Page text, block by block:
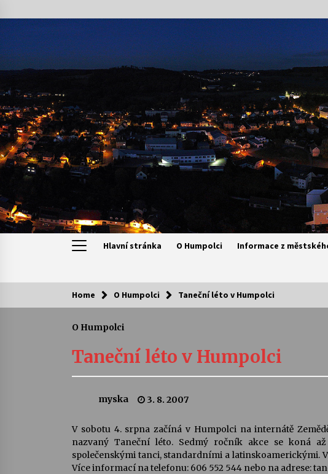
to
content
Hlavní stránka O Humpolci Informace z
Kam za kulturou?
Camerata a Sukuba Ensemble
4. 8. 2026
Pozvánka na integrační festival
Quijotova šedesátka: 28. 7.–1. 8.
28. 7. 2026
Letní koncerty ve Stromovce: Rufus
Miller
Home O Humpolci Taneční léto v Humpolci
O Humpolci
Taneční léto v Humpolci
myska 3. 8. 2007
V sobotu 4. srpna začíná v Humpolci na internátě
nazvaný Taneční léto. Sedmý ročník akce se koná
společenskými tanci, standardními a latinskoamerickými.
Více informací na telefonu: 606 552 544 nebo na adrese: